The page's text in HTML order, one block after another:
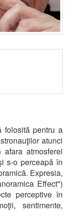
folosită pentru a
atunci
atmosferei
s-o perceapă în
Expresia,
Effect")
perceptive în
sentimente,